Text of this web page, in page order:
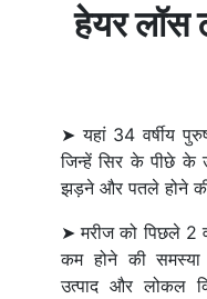
हेयर लॉस
➤ यहां 34 वर्षीय
जिन्हें सिर के पीछे के
झड़ने और पतले होने
➤ मरीज को पिछले 2
कम होने की
उत्पाद और लोकल